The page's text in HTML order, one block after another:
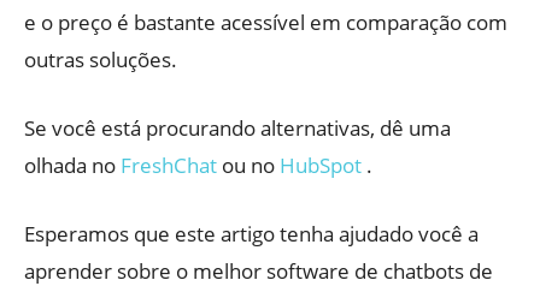
e o preço é bastante acessível em comparação com
outras soluções.
Se você está procurando alternativas, dê uma
olhada no FreshChat ou no HubSpot .
Esperamos que este artigo tenha ajudado você a
aprender sobre o melhor software de chatbots de